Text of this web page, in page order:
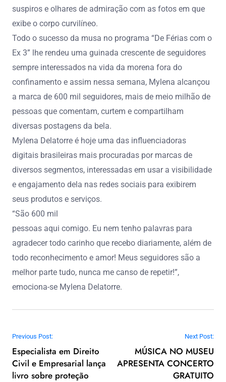
suspiros e olhares de admiração com as fotos em que
exibe o corpo curvilíneo.
Todo o sucesso da musa no programa “De Férias com o
Ex 3” lhe rendeu uma guinada crescente de seguidores
sempre interessados na vida da morena fora do
confinamento e assim nessa semana, Mylena alcançou
a marca de 600 mil seguidores, mais de meio milhão de
pessoas que comentam, curtem e compartilham
diversas postagens da bela.
Mylena Delatorre é hoje uma das influenciadoras
digitais brasileiras mais procuradas por marcas de
diversos segmentos, interessadas em usar a visibilidade
e engajamento dela nas redes sociais para exibirem
seus produtos e serviços.
“São 600 mil
pessoas aqui comigo. Eu nem tenho palavras para
agradecer todo carinho que recebo diariamente, além de
todo reconhecimento e amor! Meus seguidores são a
melhor parte tudo, nunca me canso de repetir!”,
emociona-se Mylena Delatorre.
Navegação de Post
Previous Post:
Especialista em Direito
Civil e Empresarial lança
livro sobre proteção
Next Post:
MÚSICA NO MUSEU
APRESENTA CONCERTO
GRATUITO